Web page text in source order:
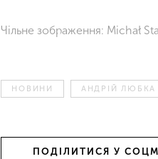
Чільне зображення: Michał
НОВИНИ АНДРІЙ ЛЮБКА
ПОДІЛИТИСЯ У